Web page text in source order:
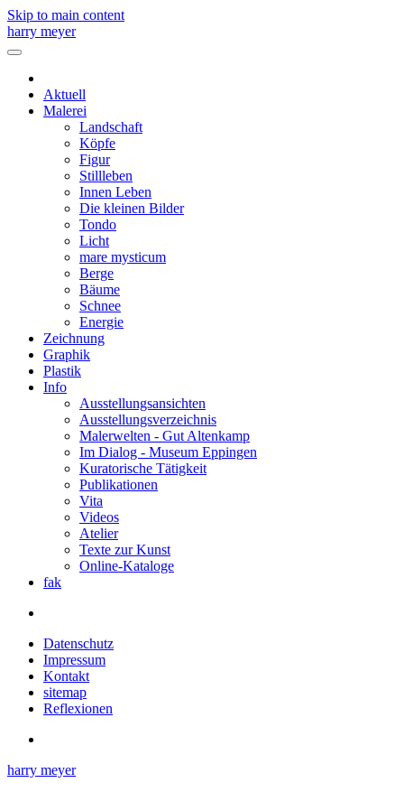
Skip to main content
harry meyer
Aktuell
Malerei
Landschaft
Köpfe
Figur
Stillleben
Innen Leben
Die kleinen Bilder
Tondo
Licht
mare mysticum
Berge
Bäume
Schnee
Energie
Zeichnung
Graphik
Plastik
Info
Ausstellungsansichten
Ausstellungsverzeichnis
Malerwelten - Gut Altenkamp
Im Dialog - Museum Eppingen
Kuratorische Tätigkeit
Publikationen
Vita
Videos
Atelier
Texte zur Kunst
Online-Kataloge
fak
Datenschutz
Impressum
Kontakt
sitemap
Reflexionen
harry meyer